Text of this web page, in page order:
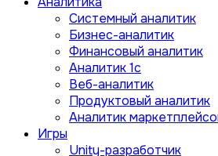
Системный аналитик
Бизнес-аналитик
Финансовый аналитик
Aналитик 1с
Веб-аналитик
Продуктовый аналитик
Аналитик
Игры
Unity-разработчик